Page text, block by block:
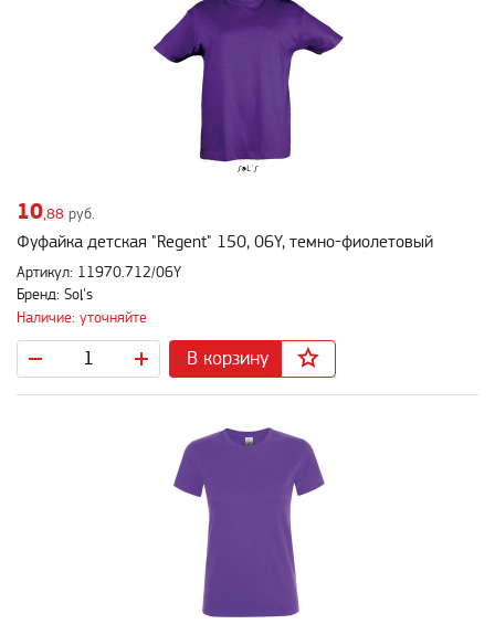
10,88 руб.
Фуфайка детская "Regent" 150, 06Y, темно-фиолетовый
Артикул: 11970.712/06Y
Бренд: Sol's
Наличие: уточняйте
В корзину